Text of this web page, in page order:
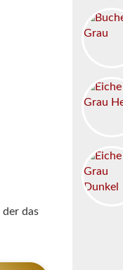
der das